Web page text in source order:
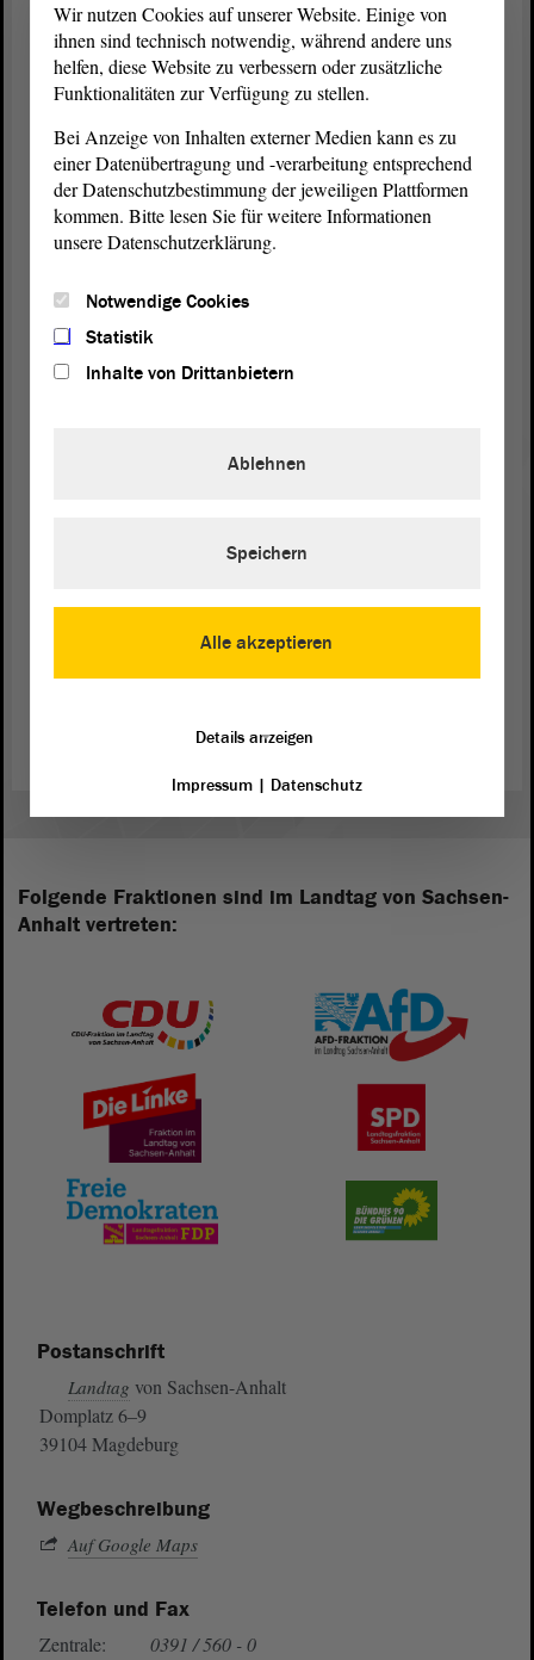
sagen: Alle hier jedenfalls die demokratischen
Fraktionen beklagen unterschiedslos in jeder
Fachdebatte den Mangel an Arbeits- und
Fachkräften. Ihnen ist bewusst, dass wir
hat derLandtagvon Sachsen-Anhalt festgestellt,
dass Sachsen-Anhalt ein Einwanderungsland ist.
Wir benötigen aber keine Lippenbekenntnisse. Die
Entscheidung von Menschen, sich dauerhaft in
von dem Gefühl ab, hier auch willkommen zu sein.
sich dafür feiert, wie viele Abschiebungen ihr im
letzten Jahr auf den letzten Drücker noch gelungen
Quade, DIE LINKE)
Folgende Fraktionen sind im Landtag von Sachsen-
Anhalt vertreten:
Postanschrift
Landtag von Sachsen-Anhalt
Domplatz 6–9
39104 Magdeburg
Wegbeschreibung
Auf Google Maps
Telefon und Fax
Zentrale:
0391 / 560 - 0
Wir nutzen Cookies auf unserer Website. Einige von
ihnen sind technisch notwendig, während andere uns
helfen, diese Website zu verbessern oder zusätzliche
Funktionalitäten zur Verfügung zu stellen.
Bei Anzeige von Inhalten externer Medien kann es zu
einer Datenübertragung und -verarbeitung entsprechend
der Datenschutzbestimmung der jeweiligen Plattformen
kommen. Bitte lesen Sie für weitere Informationen
unsere Datenschutzerklärung.
Notwendige Cookies
Statistik
Inhalte von Drittanbietern
Alle akzeptieren
Ablehnen
Speichern
Details anzeigen
Impressum| Datenschutz